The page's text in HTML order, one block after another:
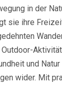
in der
sie ihre
und
wider. Mit